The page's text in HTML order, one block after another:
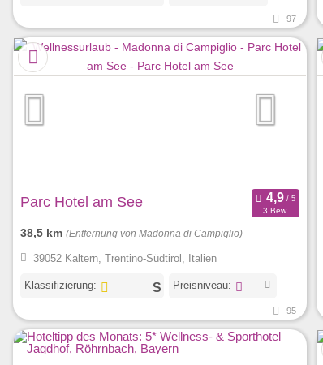
97
Parc Hotel am See
3 Bew.
38,5 km (Entfernung von Madonna di Campiglio)
39052 Kaltern, Trentino-Südtirol, Italien
Klassifizierung: Preisniveau:
95